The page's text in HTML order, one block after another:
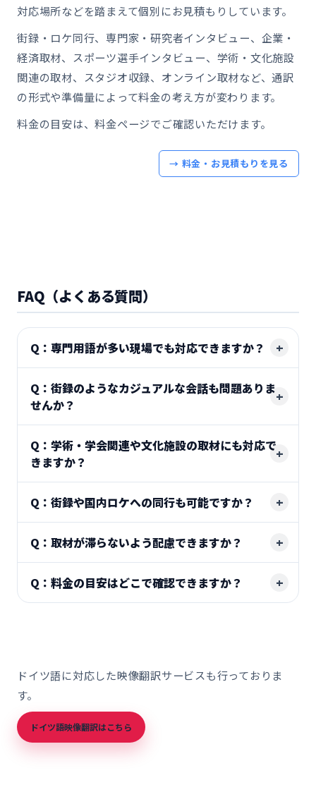
対応場所などを踏まえて個別にお見積もりしています。
街録・ロケ同行、専門家・研究者インタビュー、企業・
経済取材、スポーツ選手インタビュー、学術・文化施設
関連の取材、スタジオ収録、オンライン取材など、通訳
の形式や準備量によって料金の考え方が変わります。
料金の目安は、料金ページでご確認いただけます。
→ 料金・お見積もりを見る
FAQ（よくある質問）
Q：専門用語が多い現場でも対応できますか？
Q：街録のようなカジュアルな会話も問題ありま
せんか？
Q：学術・学会関連や文化施設の取材にも対応で
きますか？
Q：街録や国内ロケへの同行も可能ですか？
Q：取材が滞らないよう配慮できますか？
Q：料金の目安はどこで確認できますか？
ドイツ語に対応した映像翻訳サービスも行っておりま
す。
ドイツ語映像翻訳はこちら